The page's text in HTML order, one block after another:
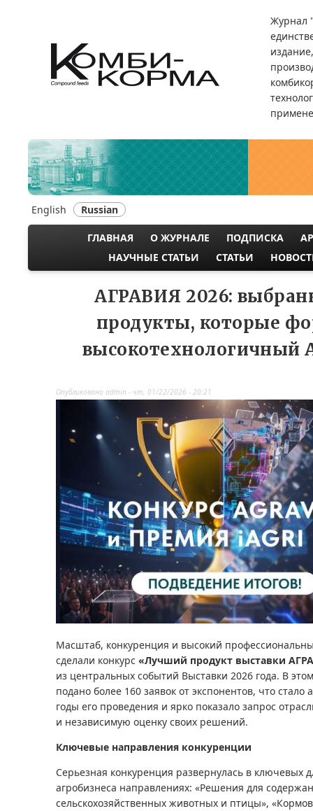
Журнал
English Russian
NAVIGATION
ГЛАВНАЯ О ЖУРНАЛЕ ПОДПИСКА
НАУЧНЫЕ СТАТЬИ
СТАТЬИ
АГРАВИЯ 2026:
продукты, которые
высокотехнологичный
Опубликовано admin - чт, 01/22/2026 - 20:21
Масштаб, конкуренция и высокий
сделали конкурс «Лучший продукт выставки
из центральных событий Выставки 2026 года. В
подано более 160 заявок от экспонентов, что
годы его проведения и ярко показало запрос
и независимую оценку своих решений.
Ключевые направления конкуренции
Серьезная конкуренция развернулась в ключевых
агробизнеса направлениях: «Решения для
сельскохозяйственных животных и птицы»,